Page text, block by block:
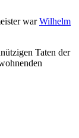
warWilhelm
Taten der